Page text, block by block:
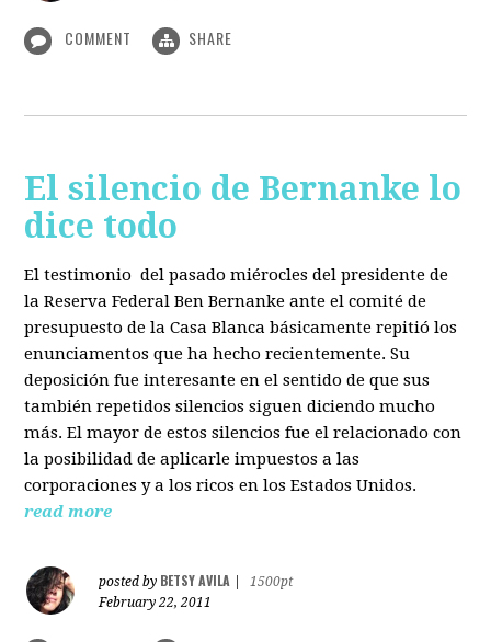
COMMENT SHARE
El silencio de Bernanke lo
dice todo
El testimonio del pasado miérocles del presidente de
la Reserva Federal Ben Bernanke ante el comité de
presupuesto de la Casa Blanca básicamente repitió los
enunciamentos que ha hecho recientemente. Su
deposición fue interesante en el sentido de que sus
también repetidos silencios siguen diciendo mucho
más. El mayor de estos silencios fue el relacionado con
la posibilidad de aplicarle impuestos a las
corporaciones y a los ricos en los Estados Unidos.
read more
posted by BETSY AVILA
1500pt
February 22, 2011